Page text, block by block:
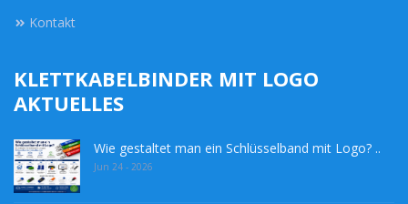
Kontakt
KLETTKABELBINDER MIT LOGO
AKTUELLES
Wie gestaltet man ein Schlüsselband mit Logo? ..
Jun 24 - 2026